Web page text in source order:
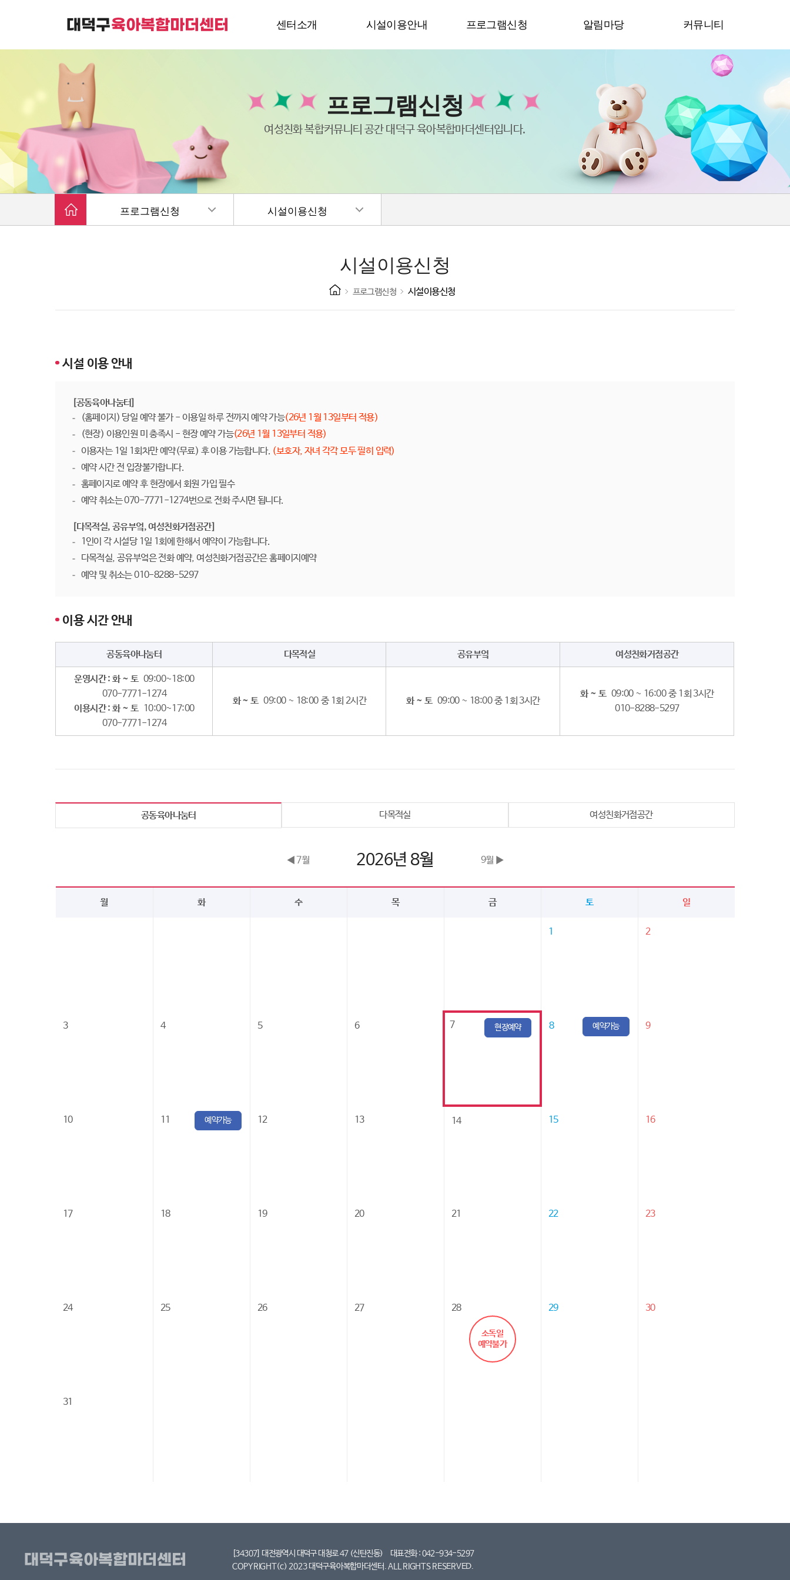
센터소개
대덕구육아복합마더센터는
가족친화 복합커뮤니티 공간입니다.
시설이용안내 프로그램신청 알림마당 커뮤니티
프로그램신청
여성친화 복합커뮤니티 공간 대덕구 육아복합마더센터입니다.
프로그램신청 시설이용신청
시설이용신청
프로그램신청 시설이용신청
시설 이용 안내
[공동육아나눔터]
(홈페이지) 당일 예약 불가 - 이용일 하루 전까지 예약 가능(26년 1월 13일부터 적용)
(현장) 이용인원 미 충족시 - 현장 예약 가능(26년 1월 13일부터 적용)
이용자는 1일 1회차만 예약(무료) 후 이용 가능합니다. (보호자, 자녀 각각 모두 필히 입력)
예약 시간 전 입장불가합니다.
홈페이지로 예약 후 현장에서 회원 가입 필수
예약 취소는 070-7771-1274번으로 전화 주시면 됩니다.
[다목적실, 공유부엌, 여성친화거점공간]
1인이 각 시설당 1일 1회에 한해서 예약이 가능합니다.
다목적실, 공유부엌은 전화 예약, 여성친화거점공간은 홈페이지예약
예약 및 취소는 010-8288-5297
이용 시간 안내
공동육아나눔터 다목적실 공유부엌 여성친화거점공간
운영시간 : 화 ~ 토09:00~18:00
070-7771-1274
이용시간 : 화 ~ 토10:00~17:00
070-7771-1274
화 ~ 토09:00 ~ 18:00 중 1회 2시간 화 ~ 토09:00 ~ 18:00 중 1회 3시간
화 ~ 토09:00 ~ 16:00 중 1회 3시간
010-8288-5297
공동육아나눔터 다목적실 여성친화거점공간
◀ 7월 2026년 8월 9월 ▶
월 화 수 목 금 토 일
1 2
3 4 5 6 7 현장예약 8 예약가능 9
10 11 예약가능 12 13 14 15 16
17 18 19 20 21 22 23
24 25 26 27 28
소독일
예약불가
29 30
31
[34307] 대전광역시 대덕구 대청로 47 (신탄진동)
대표전화 : 042-934-5297
COPYRIGHT(c) 2023 대덕구육아복합마더센터. ALL RIGHTS RESERVED.